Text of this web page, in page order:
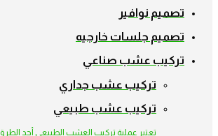
تصميم نوافير
تصميم جلسات خارجيه
تركيب عشب صناعي
تركيب عشب جداري
تركيب عشب طبيعي
تعتبر عملية تركيب العشب الطبيعي أحد الطرق